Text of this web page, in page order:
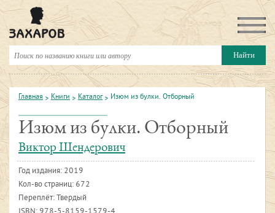
Главная Книги Каталог Изюм из булки. Отборный
Изюм из булки. Отборный
Виктор Шендерович
Год издания: 2019
Кол-во страниц: 672
Переплёт: Твердый